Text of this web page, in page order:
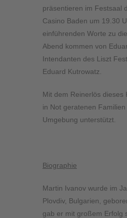
präsentieren im Festsaal
Casino Baden um 19.30
einführenden Worte zu
Abend kommen von
Intendanten des Liszt
Eduard Kutrowatz.
Mit dem Reinerlös dieses
in Not geratenen
Umgebung unterstützt.
Biographie
Martin Ivanov wurde im
Plovdiv, Bulgarien,
gab er mit großem Erfolg